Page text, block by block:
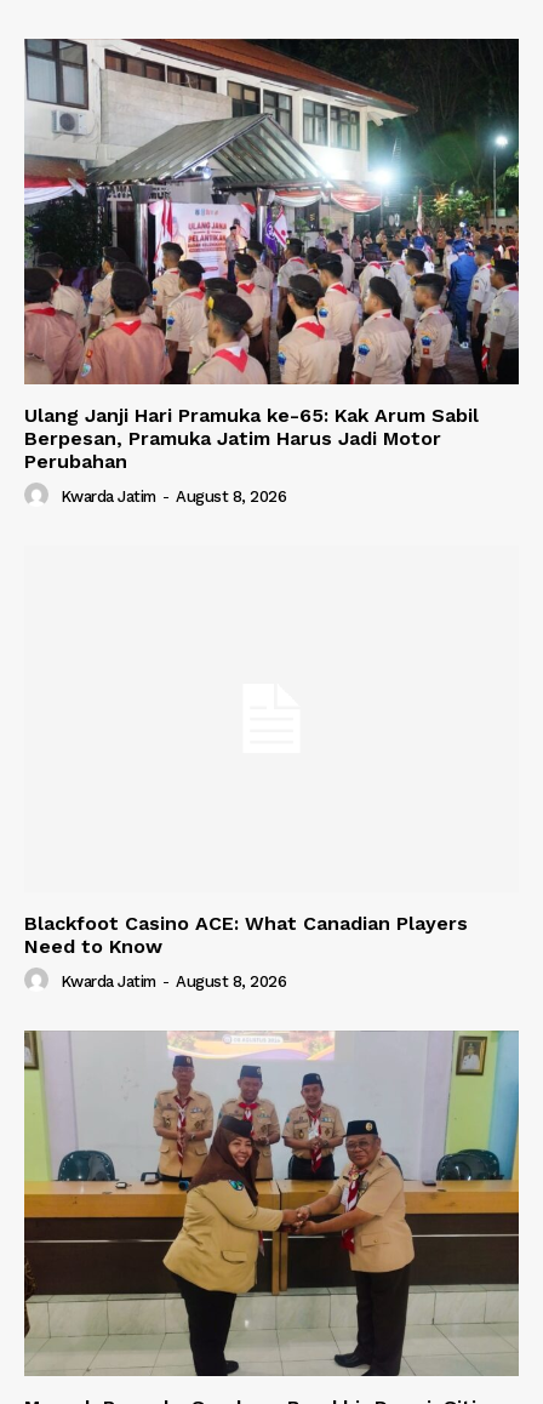
Ulang Janji Hari Pramuka ke-65: Kak Arum Sabil
Berpesan, Pramuka Jatim Harus Jadi Motor
Perubahan
Kwarda Jatim - August 8, 2026
Blackfoot Casino ACE: What Canadian Players
Need to Know
Kwarda Jatim - August 8, 2026